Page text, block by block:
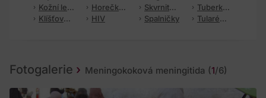
Kožní leishmanióza
Klíšťová encefalitida
Horečka dengue
HIV
Skvrnitý tyfus
Spalničky
Tuberkulóza
Tularémie
Fotogalerie Meningokoková meningitida (1/6)